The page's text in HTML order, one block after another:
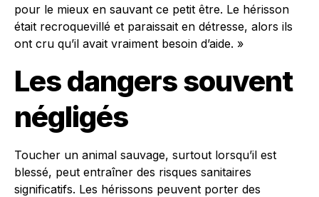
pour le mieux en sauvant ce petit être. Le hérisson
était recroquevillé et paraissait en détresse, alors ils
ont cru qu’il avait vraiment besoin d’aide. »
Les dangers souvent
négligés
Toucher un animal sauvage, surtout lorsqu’il est
blessé, peut entraîner des risques sanitaires
significatifs. Les hérissons peuvent porter des